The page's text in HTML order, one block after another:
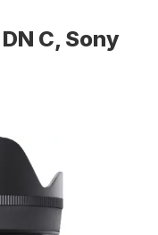
C, Sony